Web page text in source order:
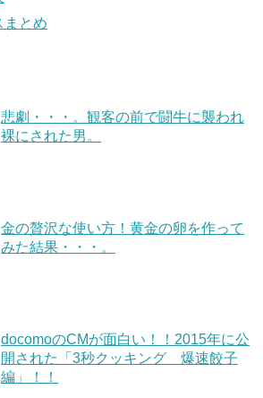
まとめ
悲劇・・・。観客の前で闘牛に襲われ
裸にされた男。
金の贅沢な使い方！黄金の卵を作って
みた結果・・・。
docomoのCMが面白い！！2015年に公
開された「3秒クッキング 爆速餃子
編」！！